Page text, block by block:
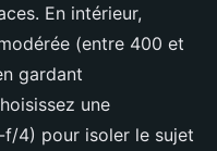
En intérieur,
(entre 400 et
gardant
une
4) pour isoler le sujet